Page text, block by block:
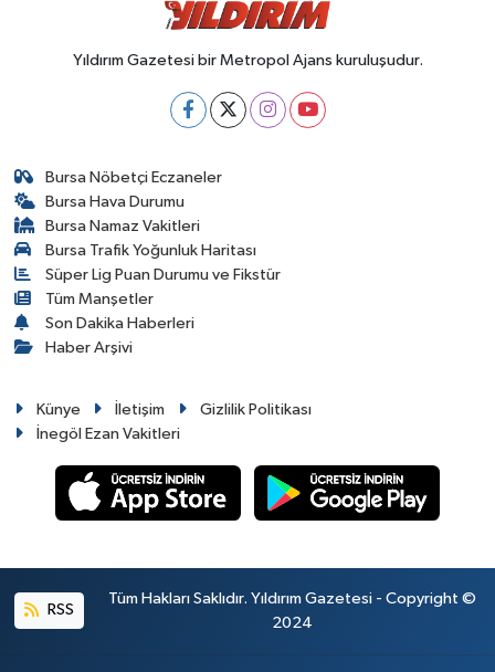
Yıldırım Gazetesi bir Metropol Ajans kuruluşudur.
Bursa Nöbetçi Eczaneler
Bursa Hava Durumu
Bursa Namaz Vakitleri
Bursa Trafik Yoğunluk Haritası
Süper Lig Puan Durumu ve Fikstür
Tüm Manşetler
Son Dakika Haberleri
Haber Arşivi
Künye İletişim
Gizlilik Politikası
İnegöl Ezan Vakitleri
RSS
Tüm Hakları Saklıdır. Yıldırım Gazetesi - Copyright ©
2024